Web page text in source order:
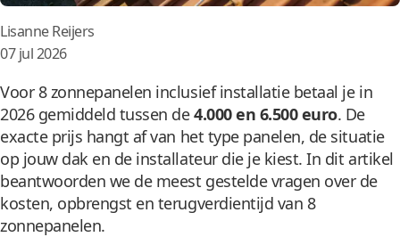
Posted
by:
Lisanne Reijers
07 jul 2026
Voor 8 zonnepanelen inclusief installatie betaal je in
2026 gemiddeld tussen de4.000 en 6.500 euro. De
exacte prijs hangt af van het type panelen, de situatie
op jouw dak en de installateur die je kiest. In dit artikel
beantwoorden we de meest gestelde vragen over de
kosten, opbrengst en terugverdientijd van 8
zonnepanelen.